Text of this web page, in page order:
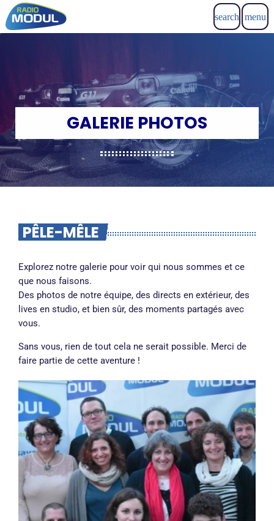
search menu
GALERIE PHOTOS
PÊLE-MÊLE
Explorez notre galerie pour voir qui nous sommes et ce
que nous faisons.
Des photos de notre équipe, des directs en extérieur, des
lives en studio, et bien sûr, des moments partagés avec
vous.
Sans vous, rien de tout cela ne serait possible. Merci de
faire partie de cette aventure !